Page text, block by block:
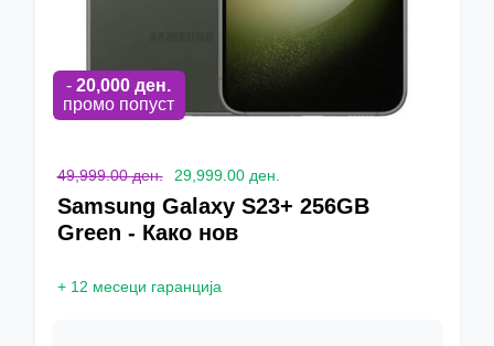
- 20,000 ден.
промо попуст
49,999.00 ден. 29,999.00 ден.
Samsung Galaxy S23+ 256GB
Green - Како нов
+ 12 месеци гаранција